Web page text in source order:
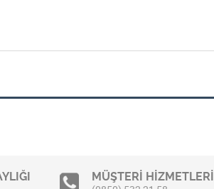
MÜŞTERİ HİZMETLERİ